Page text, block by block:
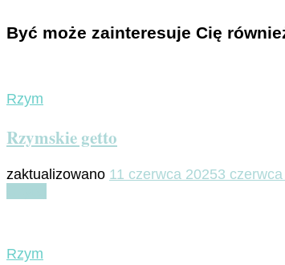
Być może zainteresuje Cię
Rzym
Rzymskie getto
zaktualizowano 11 czerwca 20253
Rzym